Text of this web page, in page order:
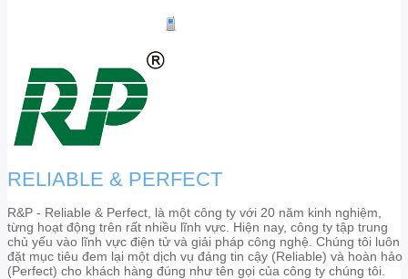
RELIABLE & PERFECT
R&P - Reliable & Perfect, là một công ty với 20 năm kinh nghiệm,
từng hoạt động trên rất nhiều lĩnh vực. Hiện nay, công ty tập trung
chủ yếu vào lĩnh vực điện tử và giải pháp công nghệ. Chúng tôi luôn
đặt mục tiêu đem lại một dịch vụ đáng tin cậy (Reliable) và hoàn hảo
(Perfect) cho khách hàng đúng như tên gọi của công ty chúng tôi.